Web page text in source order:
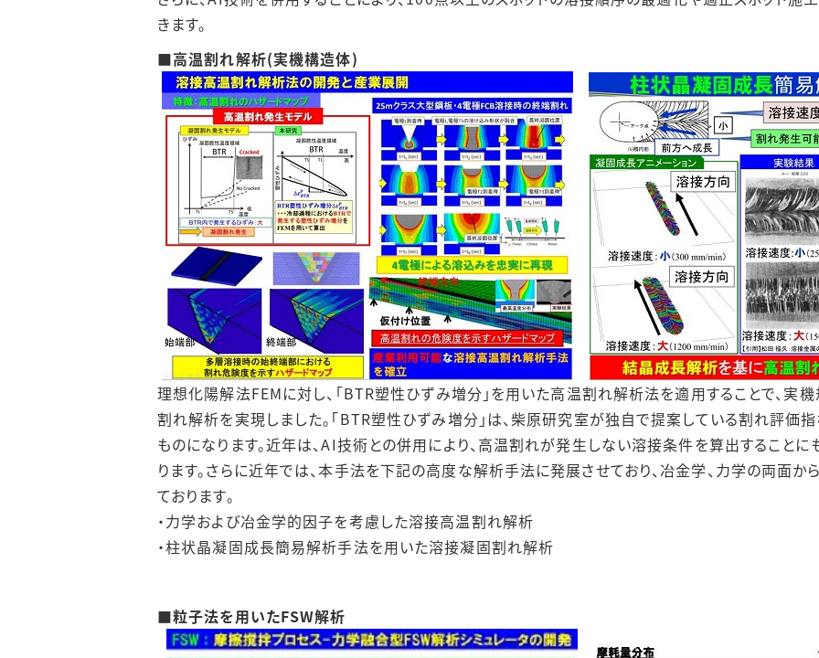
きます。
■高温割れ解析(実機構造体)
理想化陽解法FEMに対し、「BTR塑性ひずみ増分」を用いた高温割れ解析法を適用することで、
割れ解析を実現しました。「BTR塑性ひずみ増分」は、柴原研究室が独自で提案している割れ評価
ものになります。近年は、AI技術との併用により、高温割れが発生しない溶接条件を算出することに
ります。さらに近年では、本手法を下記の高度な解析手法に発展させており、冶金学、力学の両面
ております。
・力学および冶金学的因子を考慮した溶接高温割れ解析
・柱状晶凝固成長簡易解析手法を用いた溶接凝固割れ解析
■粒子法を用いたFSW解析